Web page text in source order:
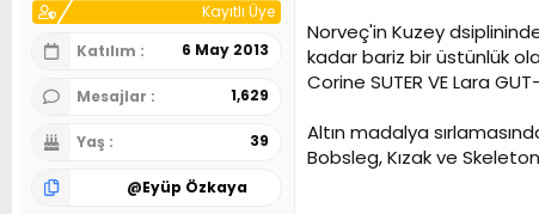
Kayıtlı Üye
Katılım
6 May 2013
Mesajlar 1,629
Yaş 39
@Eyüp Özkaya
Norveç'in Kuzey
kadar bariz bir üstünlük
Corine SUTER VE Lara
Altın madalya
Bobsleg, Kızak ve